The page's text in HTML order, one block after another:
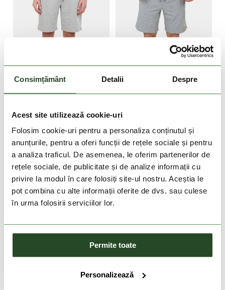
Consimțământ Detalii Despre
Acest site utilizează cookie-uri
Folosim cookie-uri pentru a personaliza conținutul și
anunțurile, pentru a oferi funcții de rețele sociale și pentru
a analiza traficul. De asemenea, le oferim partenerilor de
rețele sociale, de publicitate și de analize informații cu
privire la modul în care folosiți site-ul nostru. Aceștia le
pot combina cu alte informații oferite de dvs. sau culese
în urma folosirii serviciilor lor.
Permite toate
Personalizează
DOAR ONLINE
-41%
FUNDANGO
169 Lei
99 Lei
-10%
Sweatshorts
319 Lei 287 Lei
XL XXL